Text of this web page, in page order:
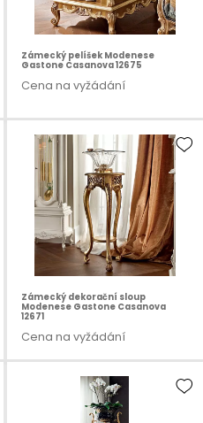
Zámecký pelíšek Modenese
Gastone Casanova 12675
Cena na vyžádání
Zámecký dekorační sloup
Modenese Gastone Casanova
12671
Cena na vyžádání